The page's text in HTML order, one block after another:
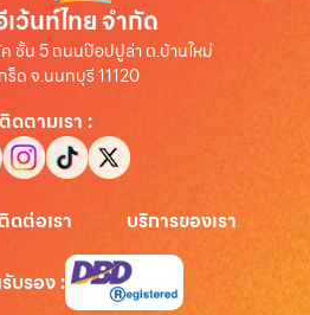
ว้นท์ไทย จำกัด
ชั้น 5 ถนนป๊อปปูล่า ต.บ้านใหม่
ร็ด จ.นนทบุรี 11120
ติดตามเรา :
ติดต่อเรา บริการของเรา
บรอง: